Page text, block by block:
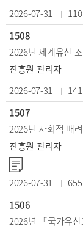
2026-07-31
1508
2026년 세계유산
진흥원 관리자
2026-07-31
1507
진흥원 관리자
2026-07-31
655
1506